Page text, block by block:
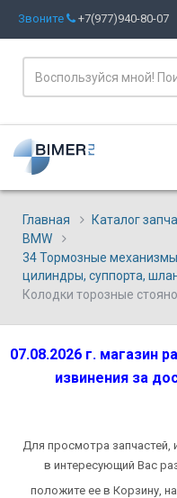
Звоните +7(977)940-80-07
Главная Каталог
BMW
34 Тормозные
цилиндры, суппорта,
Колодки торозные
07.08.2026 г. магазин
извинения за
Для просмотра запчастей,
в интересующий Вас
положите ее в Корзину,